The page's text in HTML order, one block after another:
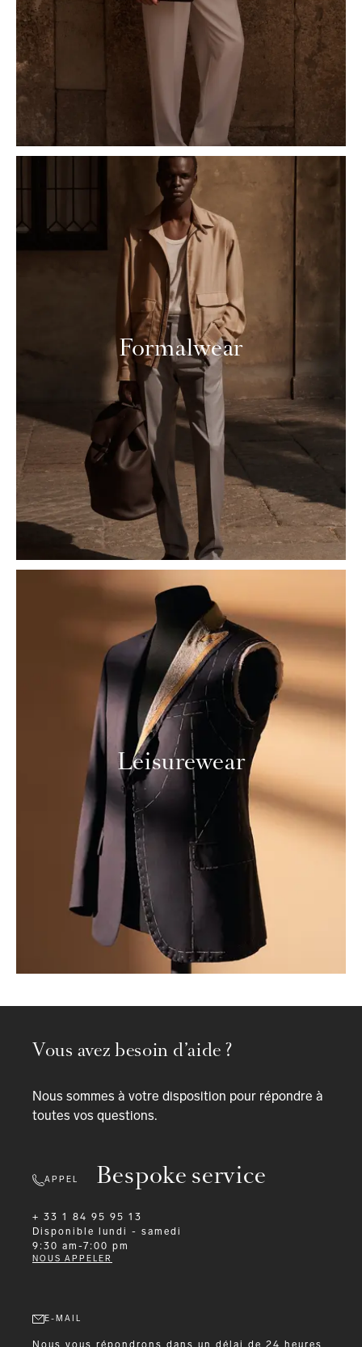
Formalwear
Leisurewear
Bespoke service
Vous avez besoin d’aide ?
Nous sommes à votre disposition pour répondre à
toutes vos questions.
APPEL
+ 33 1 84 95 95 13
Disponible
lundi - samedi
9:30 am-7:00 pm
NOUS APPELER
E-MAIL
Nous vous répondrons dans un délai de 24 heures